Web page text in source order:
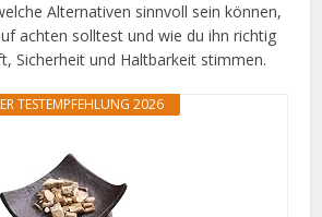
Alternativen sinnvoll sein können,
achten solltest und wie du ihn richtig
Sicherheit und Haltbarkeit stimmen.
TESTEMPFEHLUNG 2026